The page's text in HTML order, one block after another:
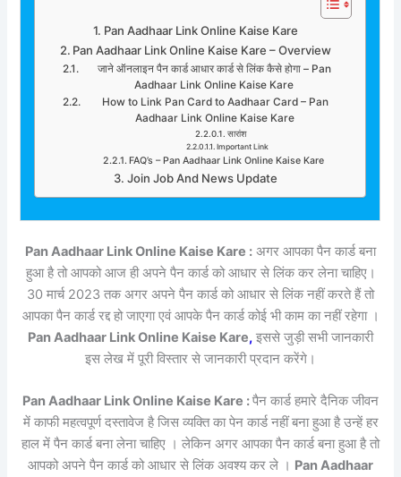
Pan Aadhaar Link Online Kaise Kare
Pan Aadhaar Link Online Kaise Kare – Overview
जाने ऑनलाइन पैन कार्ड आधार कार्ड से लिंक कैसे होगा – Pan
Aadhaar Link Online Kaise Kare
How to Link Pan Card to Aadhaar Card – Pan
Aadhaar Link Online Kaise Kare
सारांश
Important Link
FAQ’s – Pan Aadhaar Link Online Kaise Kare
Join Job And News Update
Pan Aadhaar Link Online Kaise Kare : अगर आपका पैन कार्ड बना
हुआ है तो आपको आज ही अपने पैन कार्ड को आधार से लिंक कर लेना चाहिए।
30 मार्च 2023 तक अगर अपने पैन कार्ड को आधार से लिंक नहीं करते हैं तो
आपका पैन कार्ड रद्द हो जाएगा एवं आपके पैन कार्ड कोई भी काम का नहीं रहेगा ।
Pan Aadhaar Link Online Kaise Kare, इससे जुड़ी सभी जानकारी
इस लेख में पूरी विस्तार से जानकारी प्रदान करेंगे।
Pan Aadhaar Link Online Kaise Kare :पैन कार्ड हमारे दैनिक जीवन
में काफी महत्वपूर्ण दस्तावेज है जिस व्यक्ति का पेन कार्ड नहीं बना हुआ है उन्हें हर
हाल में पैन कार्ड बना लेना चाहिए । लेकिन अगर आपका पैन कार्ड बना हुआ है तो
आपको अपने पैन कार्ड को आधार से लिंक अवश्य कर ले । Pan Aadhaar